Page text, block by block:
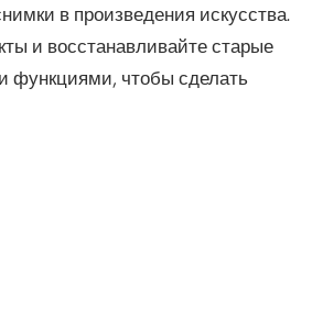
в произведения искусства.
и восстанавливайте старые
функциями, чтобы сделать